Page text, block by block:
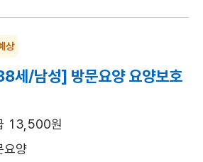
상
세/남성] 방문요양 요양보호
13,500원
요양